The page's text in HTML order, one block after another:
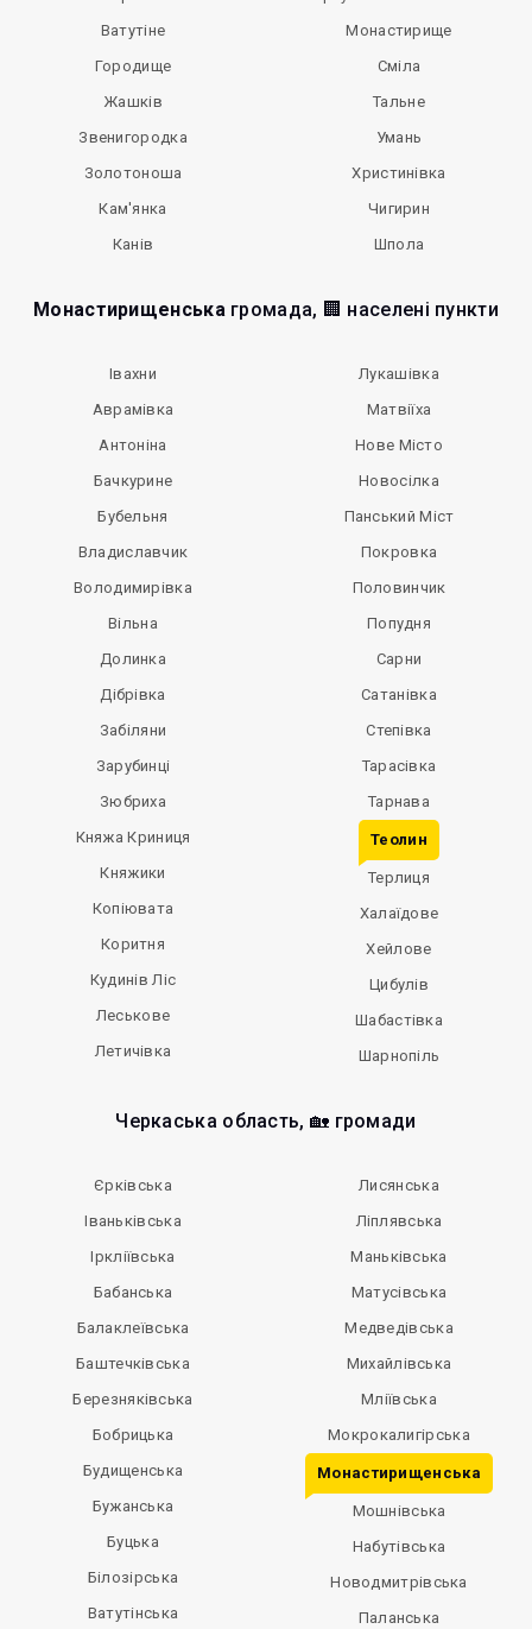
Ватутіне
Городище
Жашків
Звенигородка
Золотоноша
Кам'янка
Канів
Монастирище
Сміла
Тальне
Умань
Христинівка
Чигирин
Шпола
Монастирищенськагромада, 🏢 населені пункти
Івахни
Аврамівка
Антоніна
Бачкурине
Бубельня
Владиславчик
Володимирівка
Вільна
Долинка
Дібрівка
Забіляни
Зарубинці
Зюбриха
Княжа Криниця
Княжики
Копіювата
Коритня
Кудинів Ліс
Леськове
Летичівка
Лукашівка
Матвіїха
Нове Місто
Новосілка
Панський Міст
Покровка
Половинчик
Попудня
Сарни
Сатанівка
Степівка
Тарасівка
Тарнава
Теолин
Терлиця
Халаїдове
Хейлове
Цибулів
Шабастівка
Шарнопіль
Черкаська область, 🏡 громади
Єрківська
Іваньківська
Іркліївська
Бабанська
Балаклеївська
Баштечківська
Березняківська
Бобрицька
Будищенська
Бужанська
Буцька
Білозірська
Ватутінська
Лисянська
Ліплявська
Маньківська
Матусівська
Медведівська
Михайлівська
Мліївська
Мокрокалигірська
Монастирищенська
Мошнівська
Набутівська
Новодмитрівська
Паланська